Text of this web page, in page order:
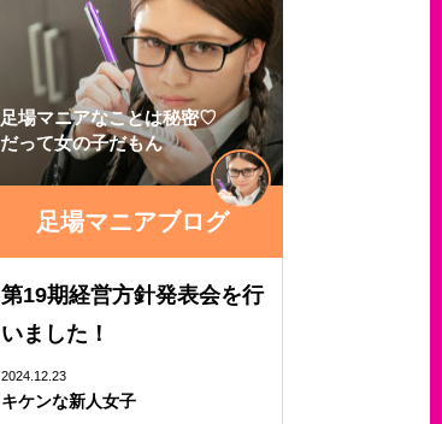
足場マニアなことは秘密♡
だって女の子だもん
足場マニアブログ
第19期経営方針発表会を行
いました！
2024.12.23
キケンな新人女子